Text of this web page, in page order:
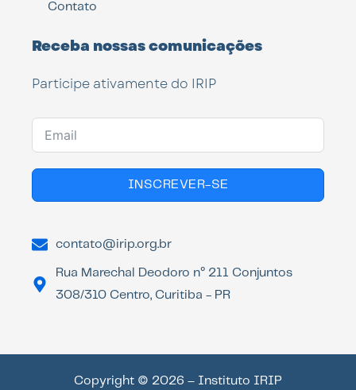
Contato
Receba nossas comunicações
Participe ativamente do IRIP
INSCREVER-SE
contato@irip.org.br
Rua Marechal Deodoro n° 211 Conjuntos
308/310 Centro, Curitiba - PR
Copyright © 2026 – Instituto IRIP